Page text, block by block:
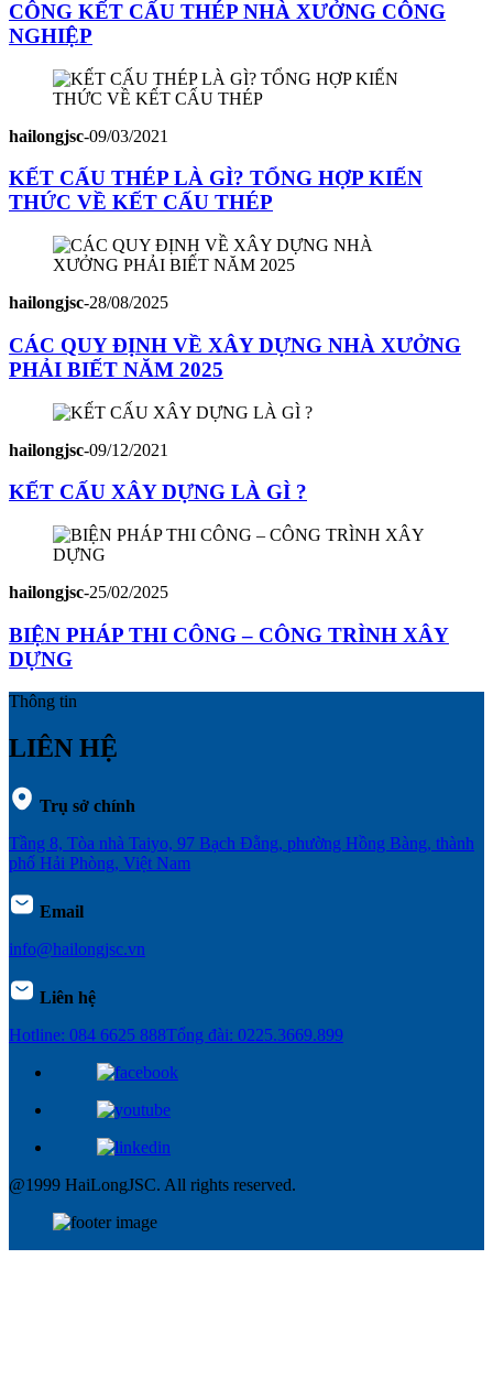
CÔNG KẾT CẤU THÉP NHÀ XƯỞNG CÔNG
NGHIỆP
hailongjsc-09/03/2021
KẾT CẤU THÉP LÀ GÌ? TỔNG HỢP KIẾN
THỨC VỀ KẾT CẤU THÉP
hailongjsc-28/08/2025
CÁC QUY ĐỊNH VỀ XÂY DỰNG NHÀ XƯỞNG
PHẢI BIẾT NĂM 2025
hailongjsc-09/12/2021
KẾT CẤU XÂY DỰNG LÀ GÌ ?
hailongjsc-25/02/2025
BIỆN PHÁP THI CÔNG – CÔNG TRÌNH XÂY
DỰNG
Thông tin
LIÊN HỆ
Trụ sở chính
Tầng 8, Tòa nhà Taiyo, 97 Bạch Đằng, phường Hồng Bàng, thành
phố Hải Phòng, Việt Nam
Email
info@hailongjsc.vn
Liên hệ
Hotline: 084 6625 888Tổng đài: 0225.3669.899
@1999 HaiLongJSC. All rights reserved.